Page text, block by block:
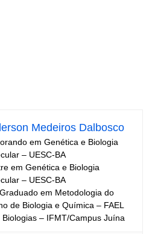
Medeiros Dalbosco
em Genética e Biologia
– UESC-BA
em Genética e Biologia
– UESC-BA
em Metodologia do
de Biologia e Química – FAEL
– IFMT/Campus Juína